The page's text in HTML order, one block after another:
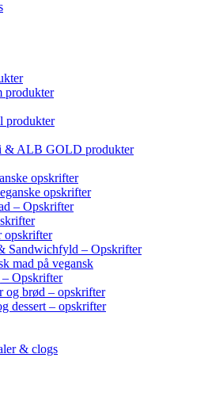
produkter
produkter
& ALB GOLD produkter
opskrifter
opskrifter
– Opskrifter
opskrifter
Sandwichfyld – Opskrifter
mad på vegansk
Opskrifter
og brød – opskrifter
dessert – opskrifter
& clogs